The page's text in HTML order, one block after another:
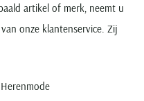
artikel of merk, neemt u
onze klantenservice. Zij